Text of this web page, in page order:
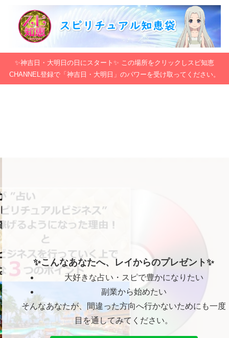
✨神吉日・大明日の日にスタート✨ この場所をクリックしスピ知恵
CHANNEL登録で「神吉日・大明日」のパワーを受け取ってください。
✨こんなあなたへ、レイからのプレゼント✨
大好きな占い・スピで豊かになりたい
副業から始めたい
そんなあなたが、間違った方向へ行かないためにも一度
目を通してみてください。